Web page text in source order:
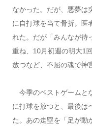
なかった。だが、悪夢は
に自打球を当て骨折。医
れた。だが「みんなが待
重ね、10月初週の明大1
放つなど、不屈の魂で神
今季のベストゲームと
に打球を放つと、最後は
た。あの走塁を「足が動